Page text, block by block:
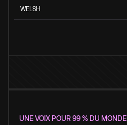
WELSH
UNE VOIX POUR 99 % DU MONDE